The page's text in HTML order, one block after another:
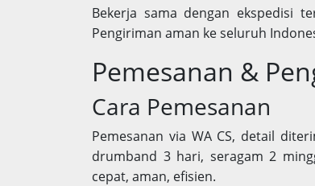
Bekerja sama dengan ekspedisi
Pengiriman aman ke seluruh
Pemesanan &
Cara Pemesanan
Pemesanan via WA CS, detail
drumband 3 hari, seragam 2
cepat, aman, efisien.